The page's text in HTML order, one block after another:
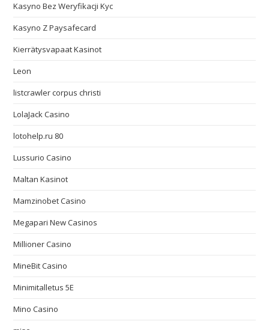
Kasyno Bez Weryfikacji Kyc
Kasyno Z Paysafecard
Kierrätysvapaat Kasinot
Leon
listcrawler corpus christi
LolaJack Casino
lotohelp.ru 80
Lussurio Casino
Maltan Kasinot
Mamzinobet Casino
Megapari New Casinos
Millioner Casino
MineBit Casino
Minimitalletus 5E
Mino Casino